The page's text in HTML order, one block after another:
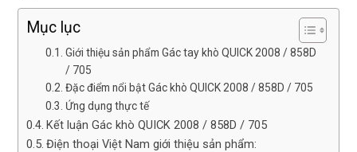
Mục lục
Giới thiệu sản phẩm Gác tay khò QUICK 2008 / 858D
/ 705
Đặc điểm nổi bật Gác khò QUICK 2008 / 858D / 705
Ứng dụng thực tế
Kết luận Gác khò QUICK 2008 / 858D / 705
Điện thoại Việt Nam giới thiệu sản phẩm: